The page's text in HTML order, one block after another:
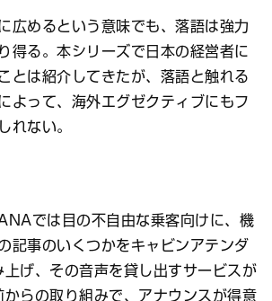
広めるという意味でも、落語は強力
得る。本シリーズで日本の経営者に
とは紹介してきたが、落語と触れる
よって、海外エグゼクティブにもフ
れない。
では目の不自由な乗客向けに、機
記事のいくつかをキャビンアテンダ
げ、その音声を貸し出すサービスが
らの取り組みで、アナウンスが得意